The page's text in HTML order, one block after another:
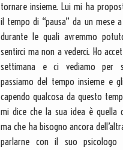
tornare insieme. Lui mi ha
il tempo di “pausa” da un mese
durante le quali avremmo
sentirci ma non a vederci. Ho
settimana e ci vediamo per
passiamo del tempo insieme e
capendo qualcosa da questo
mi dice che la sua idea è quella
ma che ha bisogno ancora
parlarne con il suo